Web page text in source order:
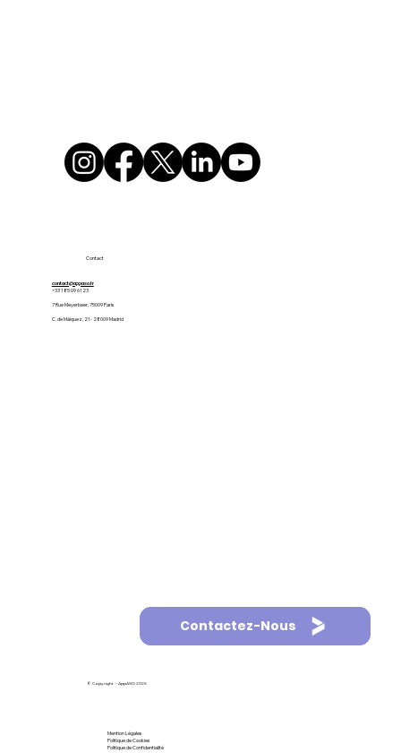
Contact
contact@appaso.fr
+33 1 85 09 61 23
7 Rue Meyerbeer, 75009 Paris
C. de Máiquez, 21 - 28009 Madrid
Contactez-Nous
© Copyright - AppASO 2025
Mention Légales
Politique de Cookies
Politique de Confidentialité